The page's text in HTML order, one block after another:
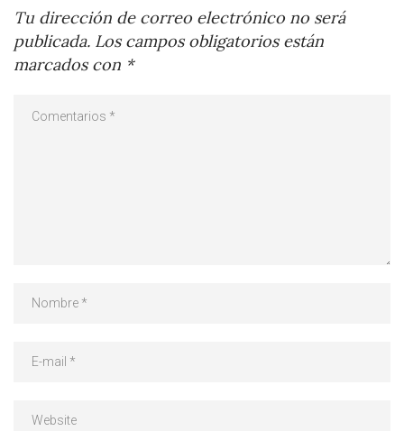
Tu dirección de correo electrónico no será
publicada. Los campos obligatorios están
marcados con *